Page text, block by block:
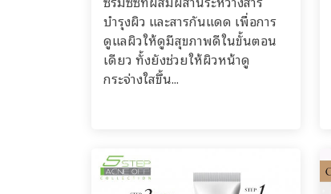
บำรุงผิว และสารกันแดด เพื่อการ
ดูแลผิวให้ดูมีสุขภาพดีในขั้นตอน
เดียว ทั้งยังช่วยให้ผิวหน้าดู
กระจ่างใสขึ้น...